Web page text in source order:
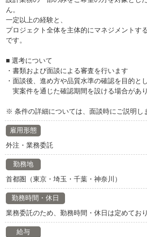
ん。
一定以上の経験と、
プロジェクト全体を主体的にマネジメントす
です。
■ 選考について
・書類および面談による審査を行います
・面談後、進め方や品質水準の確認を目的とし
実案件を通じた確認期間を設ける場合があ
※ 条件の詳細については、面談時にご説明し
雇用形態
外注・業務委託
勤務地
首都圏（東京・埼玉・千葉・神奈川）
勤務時間・休日
業務委託のため、勤務時間・休日は定めてお
給与